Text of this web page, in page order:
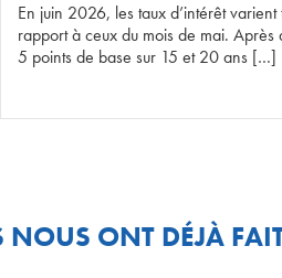
En juin 2026, les taux d’intérêt
rapport à ceux du mois de mai. Après
5 points de base sur 15 et 20 ans […]
NOUS ONT DÉJÀ